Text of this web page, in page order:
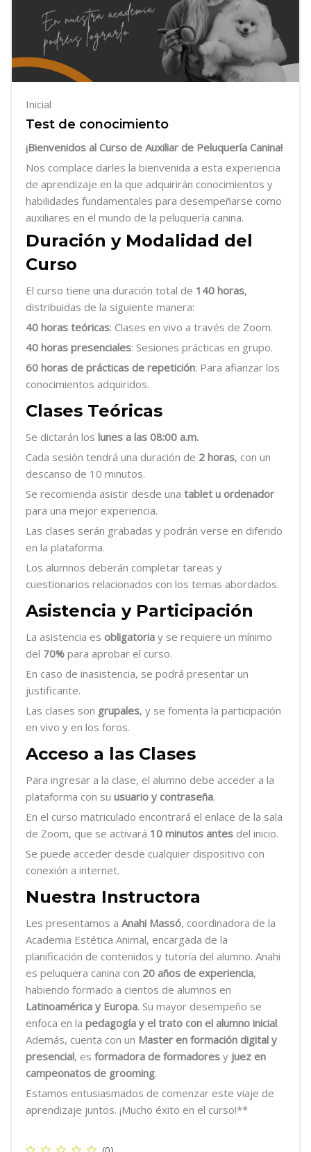
Inicial
Test de conocimiento
¡Bienvenidos al Curso de Auxiliar de Peluquería Canina!
Nos complace darles la bienvenida a esta experiencia
de aprendizaje en la que adquirirán conocimientos y
habilidades fundamentales para desempeñarse como
auxiliares en el mundo de la peluquería canina.
Duración y Modalidad del
Curso
El curso tiene una duración total de 140 horas,
distribuidas de la siguiente manera:
40 horas teóricas: Clases en vivo a través de Zoom.
40 horas presenciales: Sesiones prácticas en grupo.
60 horas de prácticas de repetición: Para afianzar los
conocimientos adquiridos.
Clases Teóricas
Se dictarán los lunes a las 08:00 a.m.
Cada sesión tendrá una duración de 2 horas, con un
descanso de 10 minutos.
Se recomienda asistir desde una tablet u ordenador
para una mejor experiencia.
Las clases serán grabadas y podrán verse en diferido
en la plataforma.
Los alumnos deberán completar tareas y
cuestionarios relacionados con los temas abordados.
Asistencia y Participación
La asistencia es obligatoria y se requiere un mínimo
del 70% para aprobar el curso.
En caso de inasistencia, se podrá presentar un
justificante.
Las clases son grupales, y se fomenta la participación
en vivo y en los foros.
Acceso a las Clases
Para ingresar a la clase, el alumno debe acceder a la
plataforma con su usuario y contraseña.
En el curso matriculado encontrará el enlace de la sala
de Zoom, que se activará 10 minutos antes del inicio.
Se puede acceder desde cualquier dispositivo con
conexión a internet.
Nuestra Instructora
Les presentamos a Anahi Massó, coordinadora de la
Academia Estética Animal, encargada de la
planificación de contenidos y tutoría del alumno. Anahi
es peluquera canina con 20 años de experiencia,
habiendo formado a cientos de alumnos en
Latinoamérica y Europa. Su mayor desempeño se
enfoca en la pedagogía y el trato con el alumno inicial.
Además, cuenta con un Master en formación digital y
presencial, es formadora de formadores y juez en
campeonatos de grooming.
Estamos entusiasmados de comenzar este viaje de
aprendizaje juntos. ¡Mucho éxito en el curso!**